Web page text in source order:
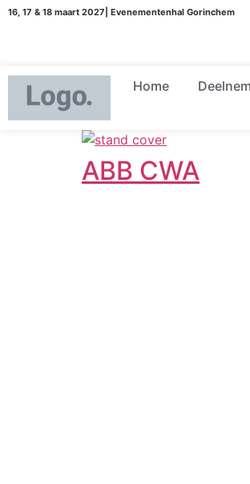
16, 17 & 18 maart 2027| Evenementenhal Gorinchem
Home
ABB CWA